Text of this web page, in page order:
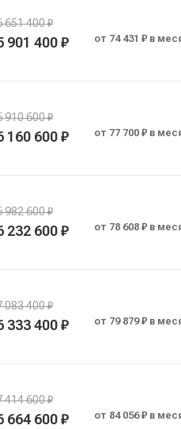
651 400 ₽
901 400 ₽ от 74 431 ₽ в
910 600 ₽
160 600 ₽ от 77 700 ₽ в
982 600 ₽
232 600 ₽ от 78 608 ₽ в
083 400 ₽
333 400 ₽ от 79 879 ₽ в
414 600 ₽
664 600 ₽ от 84 056 ₽ в